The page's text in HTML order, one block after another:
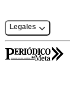
Legales